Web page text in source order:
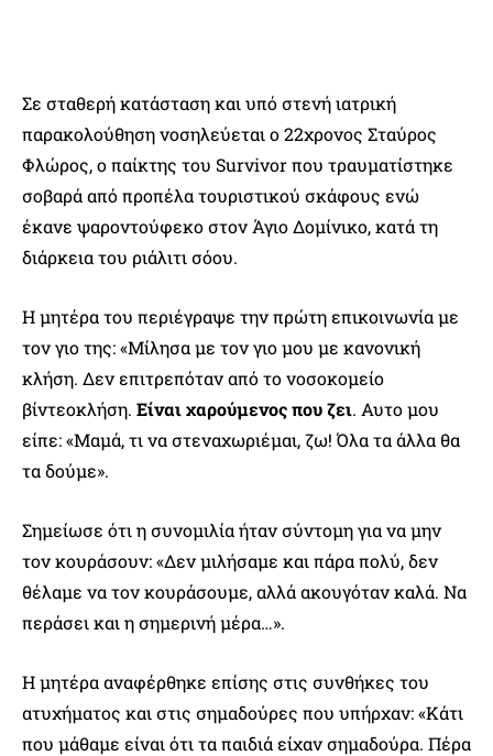
Σε σταθερή κατάσταση και υπό στενή ιατρική
παρακολούθηση νοσηλεύεται ο 22χρονος Σταύρος
Φλώρος, ο παίκτης του Survivor που τραυματίστηκε
σοβαρά από προπέλα τουριστικού σκάφους ενώ
έκανε ψαροντούφεκο στον Άγιο Δομίνικο, κατά τη
διάρκεια του ριάλιτι σόου.
Η μητέρα του περιέγραψε την πρώτη επικοινωνία με
τον γιο της: «Μίλησα με τον γιο μου με κανονική
κλήση. Δεν επιτρεπόταν από το νοσοκομείο
βίντεοκλήση. Είναι χαρούμενος που ζει. Αυτο μου
είπε: «Μαμά, τι να στεναχωριέμαι, ζω! Όλα τα άλλα θα
τα δούμε».
Σημείωσε ότι η συνομιλία ήταν σύντομη για να μην
τον κουράσουν: «Δεν μιλήσαμε και πάρα πολύ, δεν
θέλαμε να τον κουράσουμε, αλλά ακουγόταν καλά. Να
περάσει και η σημερινή μέρα…».
Η μητέρα αναφέρθηκε επίσης στις συνθήκες του
ατυχήματος και στις σημαδούρες που υπήρχαν: «Κάτι
που μάθαμε είναι ότι τα παιδιά είχαν σημαδούρα. Πέρα